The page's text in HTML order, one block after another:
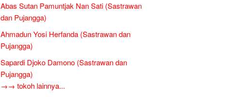
Abas Sutan Pamuntjak Nan Sati (Sastrawan
dan Pujangga)
Ahmadun Yosi Herfanda (Sastrawan dan
Pujangga)
Sapardi Djoko Damono (Sastrawan dan
Pujangga)
→→ tokoh lainnya...